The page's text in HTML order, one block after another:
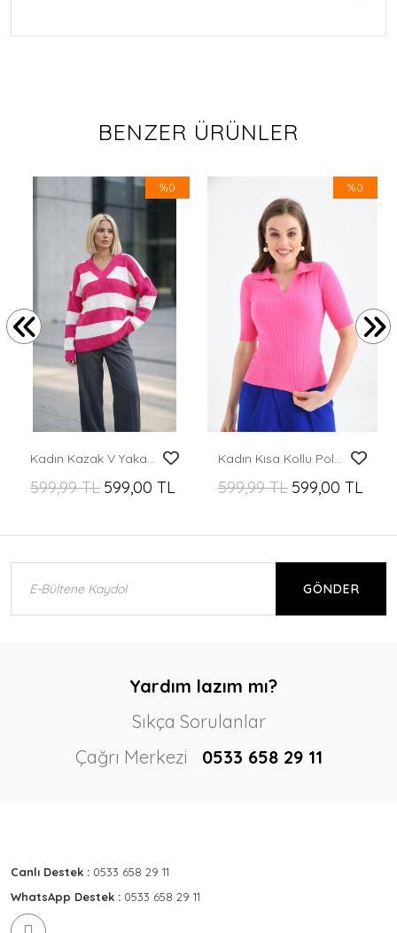
BENZER ÜRÜNLER
%0
Kadın Kazak V Yaka Kalın Çizgili Kazak
599,99 TL 599,00 TL
%0
Kadın Kısa Kollu Polo Yaka Corspan Body
599,99 TL 599,00 TL
GÖNDER
Yardım lazım mı?
Sıkça Sorulanlar
Çağrı Merkezi
0533 658 29 11
Canlı Destek : 0533 658 29 11
WhatsApp Destek : 0533 658 29 11